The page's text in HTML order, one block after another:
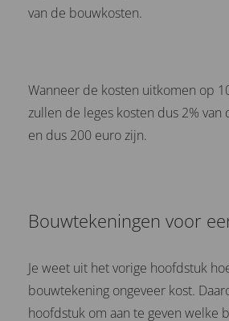
van de bouwkosten.
Wanneer de kosten uitkomen op
zullen de leges kosten dus 2% van
en dus 200 euro zijn.
Bouwtekeningen voor
Je weet uit het vorige hoofdstuk
bouwtekening ongeveer kost.
hoofdstuk om aan te geven welke